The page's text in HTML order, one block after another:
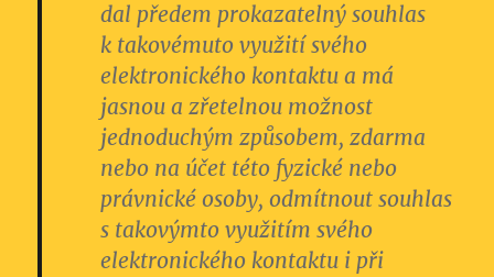
dal předem prokazatelný souhlas
k takovémuto využití svého
elektronického kontaktu a má
jasnou a zřetelnou možnost
jednoduchým způsobem, zdarma
nebo na účet této fyzické nebo
právnické osoby, odmítnout souhlas
s takovýmto využitím svého
elektronického kontaktu i při